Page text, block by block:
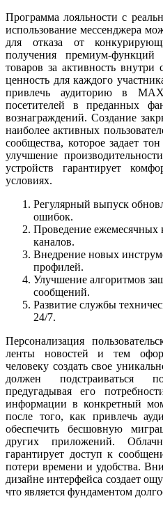
Программа лояльности с
использование мессенджера
для отказа от
получения премиум-
товаров за активность внутри
ценность для каждого
привлечь аудиторию в
посетителей в преданных
вознаграждений. Создание
наиболее активных
сообщества, которое задает
улучшение
устройств гарантирует
условиях.
Регулярный выпуск
ошибок.
Проведение ежемесячных
каналов.
Внедрение новых
профилей.
Улучшение алгоритмов
сообщений.
Развитие службы
24/7.
Персонализация
ленты новостей и тем
человеку создать свое
должен подстраиваться
предугадывая его
информации в конкретный
после того, как привлечь
обеспечить бесшовную
других приложений.
гарантирует доступ к
потери времени и удобства.
дизайне интерфейса создает
что является фундаментом